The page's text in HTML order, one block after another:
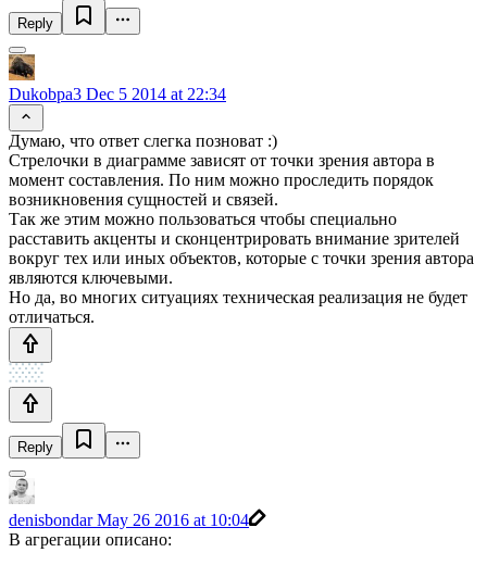
Reply
Dukobpa3 Dec 5 2014 at 22:34
Думаю, что ответ слегка позноват :)
Стрелочки в диаграмме зависят от точки зрения автора в
момент составления. По ним можно проследить порядок
возникновения сущностей и связей.
Так же этим можно пользоваться чтобы специально
расставить акценты и сконцентрировать внимание зрителей
вокруг тех или иных объектов, которые с точки зрения автора
являются ключевыми.
Но да, во многих ситуациях техническая реализация не будет
отличаться.
Reply
denisbondarMay 26 2016 at 10:04
В агрегации описано: